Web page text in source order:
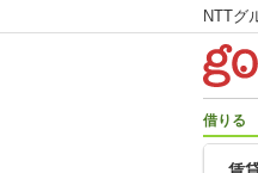
NTTグ
借りる